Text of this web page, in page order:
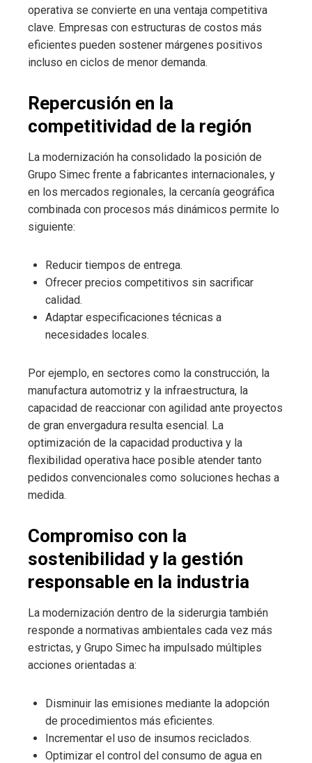
operativa se convierte en una ventaja competitiva
clave. Empresas con estructuras de costos más
eficientes pueden sostener márgenes positivos
incluso en ciclos de menor demanda.
Repercusión en la
competitividad de la región
La modernización ha consolidado la posición de
Grupo Simec frente a fabricantes internacionales, y
en los mercados regionales, la cercanía geográfica
combinada con procesos más dinámicos permite lo
siguiente:
Reducir tiempos de entrega.
Ofrecer precios competitivos sin sacrificar
calidad.
Adaptar especificaciones técnicas a
necesidades locales.
Por ejemplo, en sectores como la construcción, la
manufactura automotriz y la infraestructura, la
capacidad de reaccionar con agilidad ante proyectos
de gran envergadura resulta esencial. La
optimización de la capacidad productiva y la
flexibilidad operativa hace posible atender tanto
pedidos convencionales como soluciones hechas a
medida.
Compromiso con la
sostenibilidad y la gestión
responsable en la industria
La modernización dentro de la siderurgia también
responde a normativas ambientales cada vez más
estrictas, y Grupo Simec ha impulsado múltiples
acciones orientadas a:
Disminuir las emisiones mediante la adopción
de procedimientos más eficientes.
Incrementar el uso de insumos reciclados.
Optimizar el control del consumo de agua en